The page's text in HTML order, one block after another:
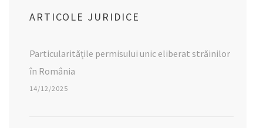
ARTICOLE JURIDICE
Particularitățile permisului unic eliberat străinilor
în România
14/12/2025